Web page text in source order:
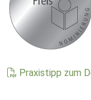
Praxistipp zum